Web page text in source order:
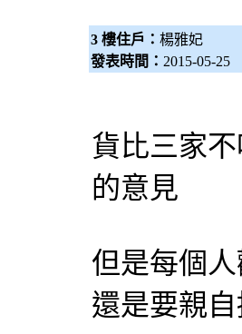
3 樓住戶： 楊雅妃
發表時間： 2015-05-25
貨比三家
的意見
但是每個
還是要親